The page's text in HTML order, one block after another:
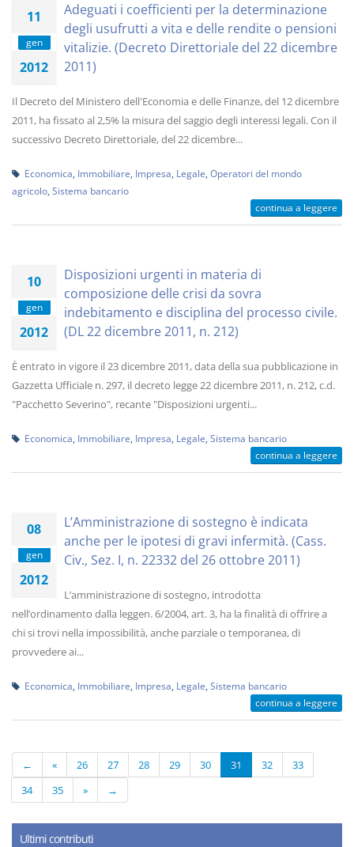
11
gen
2012
Adeguati i coefficienti per la determinazione
degli usufrutti a vita e delle rendite o pensioni
vitalizie. (Decreto Direttoriale del 22 dicembre
2011)
Il Decreto del Ministero dell'Economia e delle Finanze, del 12 dicembre
2011, ha fissato al 2,5% la misura del saggio degli interessi legali. Con il
successivo Decreto Direttoriale, del 22 dicembre...
Economica Immobiliare Impresa Legale Operatori del mondo
agricolo Sistema bancario
continua a leggere
10
gen
2012
Disposizioni urgenti in materia di
composizione delle crisi da sovra
indebitamento e disciplina del processo civile.
(DL 22 dicembre 2011, n. 212)
È entrato in vigore il 23 dicembre 2011, data della sua pubblicazione in
Gazzetta Ufficiale n. 297, il decreto legge 22 dicembre 2011, n. 212, c.d.
"Pacchetto Severino", recante "Disposizioni urgenti...
Economica Immobiliare Impresa Legale Sistema bancario
continua a leggere
08
gen
2012
L’Amministrazione di sostegno è indicata
anche per le ipotesi di gravi infermità. (Cass.
Civ., Sez. I, n. 22332 del 26 ottobre 2011)
L’amministrazione di sostegno, introdotta
nell’ordinamento dalla leggen. 6/2004, art. 3, ha la finalità di offrire a
chi si trovi nella impossibilità, anche parziale o temporanea, di
provvedere ai...
Economica Immobiliare Impresa Legale Sistema bancario
continua a leggere
← « 26 27 28 29 30 31 32
33
34
35 » →
Ultimi contributi